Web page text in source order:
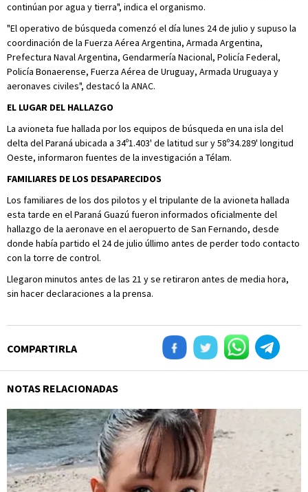
continúan por agua y tierra", indica el organismo.
"El operativo de búsqueda comenzó el día lunes 24 de julio y supuso la
coordinación de la Fuerza Aérea Argentina, Armada Argentina,
Prefectura Naval Argentina, Gendarmería Nacional, Policía Federal,
Policía Bonaerense, Fuerza Aérea de Uruguay, Armada Uruguaya y
aeronaves civiles", destacó la ANAC.
EL LUGAR DEL HALLAZGO
La avioneta fue hallada por los equipos de búsqueda en una isla del
delta del Paraná ubicada a 34º1.403' de latitud sur y 58º34.289' longitud
Oeste, informaron fuentes de la investigación a Télam.
FAMILIARES DE LOS DESAPARECIDOS
Los familiares de los dos pilotos y el tripulante de la avioneta hallada
esta tarde en el Paraná Guazú fueron informados oficialmente del
hallazgo de la aeronave en el aeropuerto de San Fernando, desde
donde había partido el 24 de julio úllimo antes de perder todo contacto
con la torre de control.
Llegaron minutos antes de las 21 y se retiraron antes de media hora,
sin hacer declaraciones a la prensa.
COMPARTIRLA
NOTAS RELACIONADAS